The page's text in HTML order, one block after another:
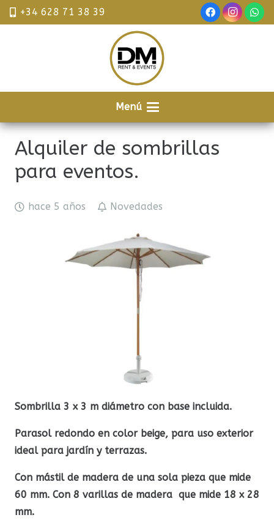
+34 628 71 38 39
Menú
Alquiler de sombrillas
para eventos.
hace 5 años Novedades
Sombrilla 3 x 3 m diámetro con base incluida.
Parasol redondo en color beige, para uso exterior
ideal para jardín y terrazas.
Con mástil de madera de una sola pieza que mide
60 mm. Con 8 varillas de madera que mide 18 x 28
mm.